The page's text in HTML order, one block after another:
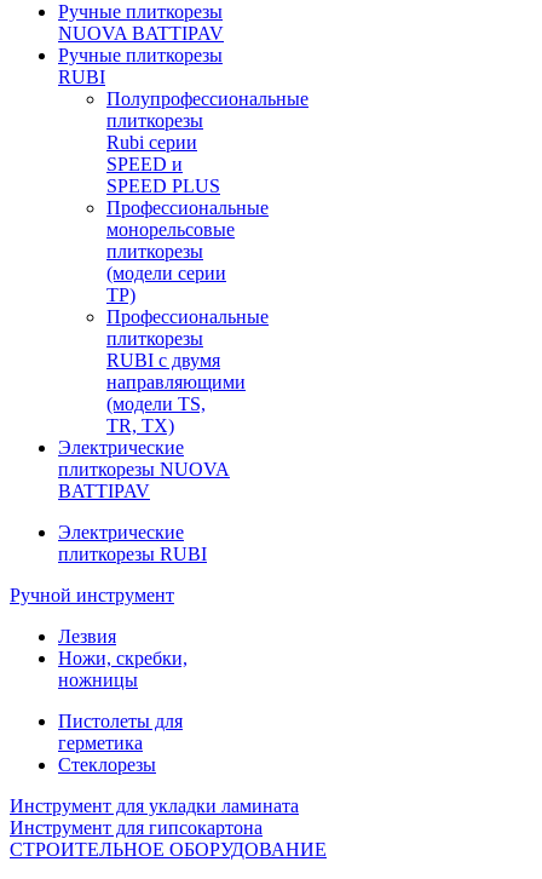
Ручные плиткорезы
NUOVA BATTIPAV
Ручные плиткорезы
RUBI
Полупрофессиональные
плиткорезы
Rubi серии
SPEED и
SPEED PLUS
Профессиональные
монорельсовые
плиткорезы
(модели серии
TP)
Профессиональные
плиткорезы
RUBI с двумя
направляющими
(модели TS,
TR, TX)
Электрические
плиткорезы NUOVA
BATTIPAV
Электрические
плиткорезы RUBI
Ручной инструмент
Лезвия
Ножи, скребки,
ножницы
Пистолеты для
герметика
Стеклорезы
Инструмент для укладки ламината
Инструмент для гипсокартона
СТРОИТЕЛЬНОЕ ОБОРУДОВАНИЕ